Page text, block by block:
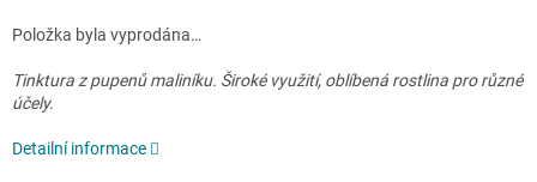
Položka byla vyprodána…
Tinktura z pupenů maliníku. Široké využití, oblíbená rostlina pro různé
účely.
Detailní informace